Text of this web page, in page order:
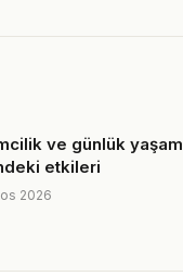
ve günlük yaşam
etkileri
2026